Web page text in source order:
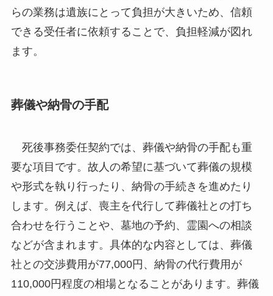
らの業務は遺族にとって負担が大きいため、信頼
できる受任者に依頼することで、負担軽減が図れ
ます。
葬儀や納骨の手配
死後事務委任契約では、葬儀や納骨の手配も重
要な項目です。故人の希望に基づいて葬儀の規模
や形式を執り行ったり、納骨の手続きを進めたり
します。例えば、喪主を代行して葬儀社との打ち
合わせを行うことや、墓地の予約、霊園への相談
などが含まれます。具体的な内容としては、葬儀
社との交渉費用が77,000円、納骨の代行費用が
110,000円程度の相場となることがあります。葬儀